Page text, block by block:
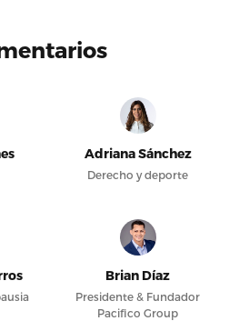
Adriana Sánchez
Derecho y deporte
Brian Díaz
Presidente & Fundador
Pacifico Group